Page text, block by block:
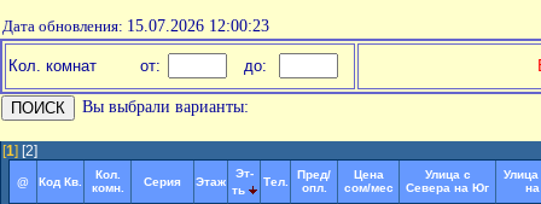
Дата обновления: 15.07.2026 12:00:23
Кол. комнат от: до:
Вы выбрали варианты:
[1] [2]
@ Код Кв.
Кол.
комн.
Серия Этаж
Эт-
ть
Тел.
Пред/
опл.
Цена
сом/мес
Улица с
Севера на Юг